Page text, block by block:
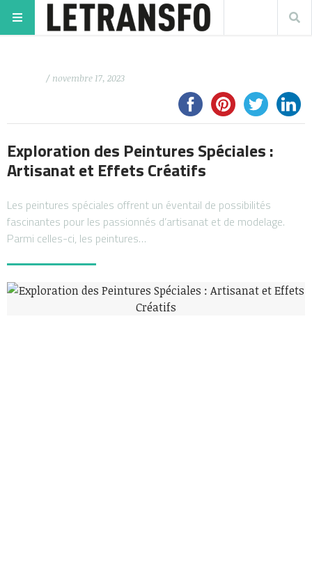
/ novembre 17, 2023
Exploration des Peintures Spéciales :
Artisanat et Effets Créatifs
Les peintures spéciales offrent un éventail de possibilités
fascinantes pour les passionnés d’artisanat et de modelage.
Parmi celles-ci, les peintures…